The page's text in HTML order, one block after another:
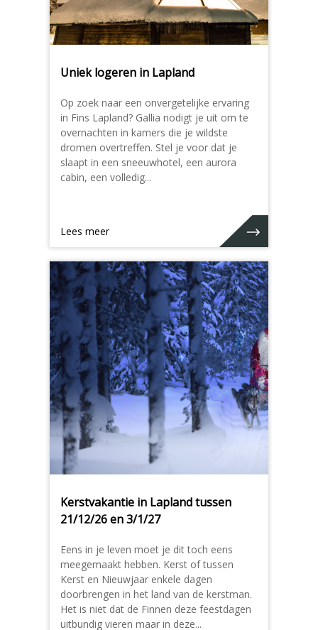
Uniek logeren in Lapland
Op zoek naar een onvergetelijke ervaring
in Fins Lapland? Gallia nodigt je uit om te
overnachten in kamers die je wildste
dromen overtreffen. Stel je voor dat je
slaapt in een sneeuwhotel, een aurora
cabin, een volledig...
Lees meer
Kerstvakantie in Lapland tussen
21/12/26 en 3/1/27
Eens in je leven moet je dit toch eens
meegemaakt hebben. Kerst of tussen
Kerst en Nieuwjaar enkele dagen
doorbrengen in het land van de kerstman.
Het is niet dat de Finnen deze feestdagen
uitbundig vieren maar in deze...